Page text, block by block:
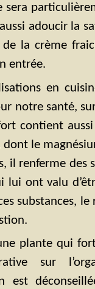
sera
adoucir la
la crème
entrée.
en
notre santé,
contient
dont le
il renferme des
lui ont valu
substances,
plante qui
sur
est